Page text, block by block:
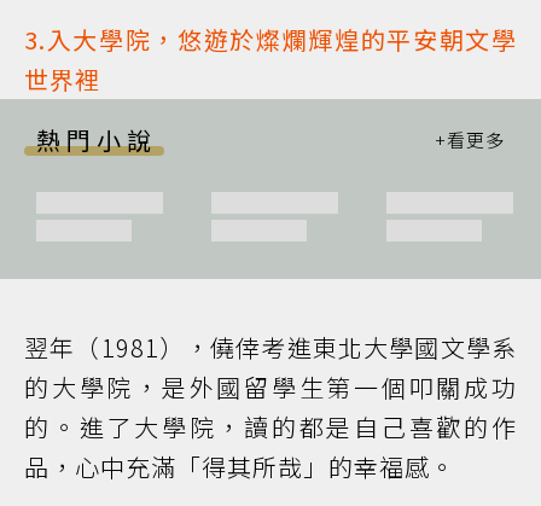
3.入大學院，悠遊於燦爛輝煌的平安朝文學
世界裡
熱門小說
翌年（1981），僥倖考進東北大學國文學系
的大學院，是外國留學生第一個叩關成功
的。進了大學院，讀的都是自己喜歡的作
品，心中充滿「得其所哉」的幸福感。